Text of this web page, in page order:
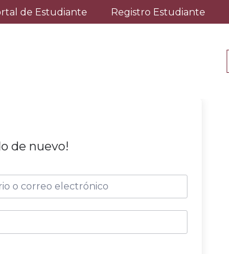
de Estudiante Registro Estudiante
de nuevo!